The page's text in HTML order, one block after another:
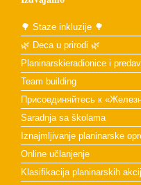
🌳 Staze inkluzije 🌳
🌿 Deca u prirodi 🌿
Planinarskieradionice i
Team building
Присоединяйтесь к
Saradnja sa školama
Iznajmljivanje planinarske
Online učlanjenje
Klasifikacija planinarskih